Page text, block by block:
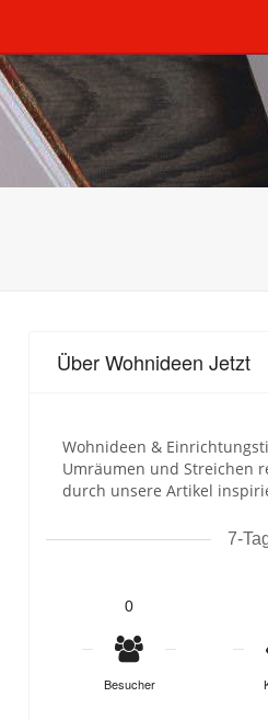
Über Wohnideen Jetzt
Wohnideen &
Umräumen und Streichen
durch unsere Artikel
7-
0
Besucher